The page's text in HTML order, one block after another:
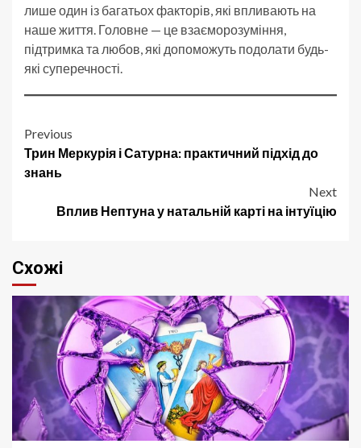
лише один із багатьох факторів, які впливають на
наше життя. Головне — це взаєморозуміння,
підтримка та любов, які допоможуть подолати будь-
які суперечності.
Post
navigation
Previous
Трин Меркурія і Сатурна: практичний підхід до
знань
Next
Вплив Нептуна у натальній карті на інтуїцію
Схожі